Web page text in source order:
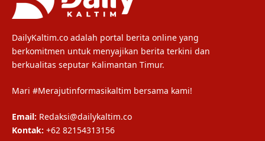
DailyKaltim.co adalah portal berita online yang
berkomitmen untuk menyajikan berita terkini dan
berkualitas seputar Kalimantan Timur.
Mari #Merajutinformasikaltim bersama kami!
Email: Redaksi@dailykaltim.co
Kontak: +62 82154313156